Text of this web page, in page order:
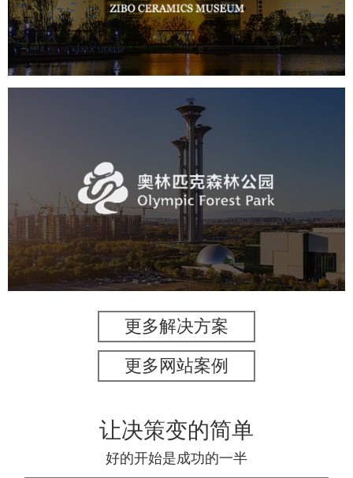
文化艺术 博物馆 智慧博物馆
博物馆网站建设
景区网站建设
奥体森林公园
旅游休闲 公园 AI人工智能
智慧公园
智慧体育公园
智能步道 智能大数据平台
更多解决方案
更多网站案例
让决策变的简单
好的开始是成功的一半